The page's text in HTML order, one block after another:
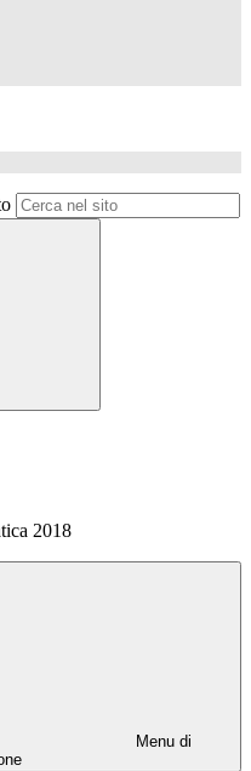
2018
Menu di